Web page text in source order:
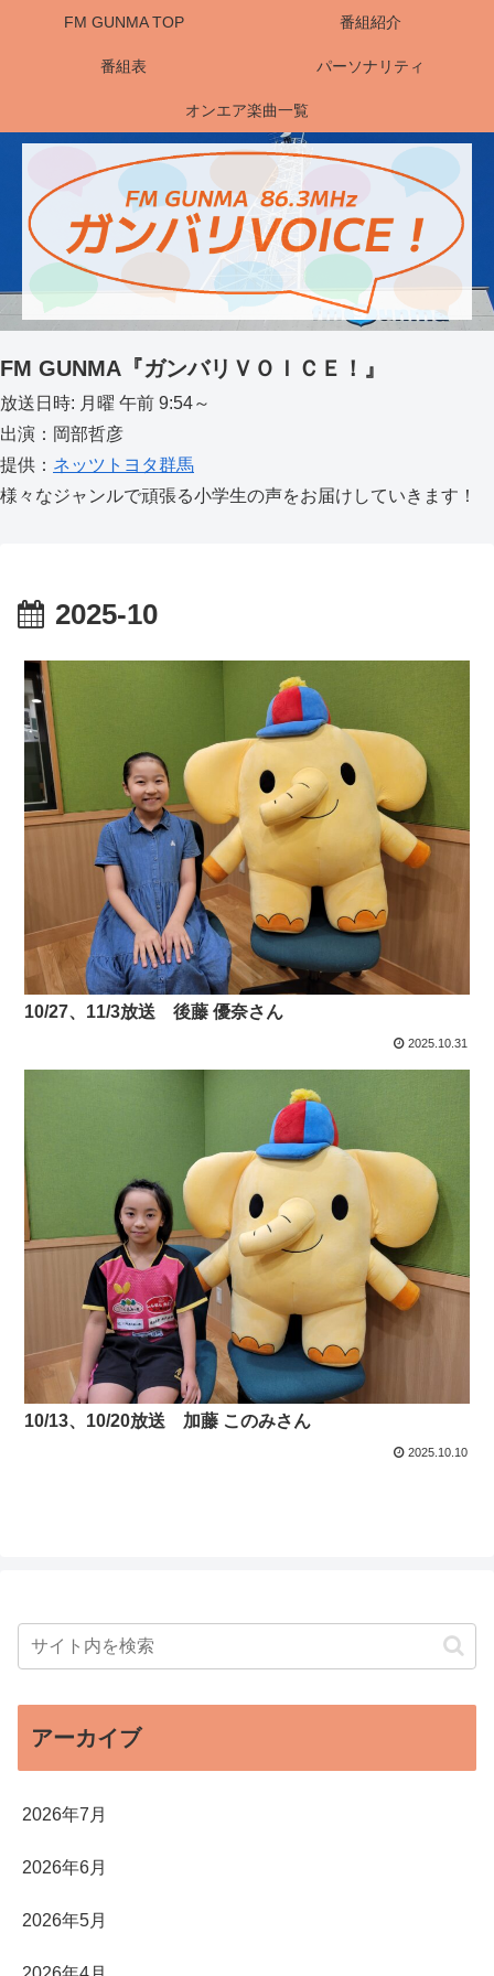
FM GUNMA TOP 番組紹介
番組表 パーソナリティ
オンエア楽曲一覧
FM GUNMA『ガンバリＶＯＩＣＥ！』
放送日時: 月曜 午前 9:54～
出演：岡部哲彦
提供： ネッツトヨタ群馬
様々なジャンルで頑張る小学生の声をお届けしていきます！
2025-10
10/27、11/3放送 後藤 優奈さん
2025.10.31
10/13、10/20放送 加藤 このみさん
2025.10.10
アーカイブ
2026年7月
2026年6月
2026年5月